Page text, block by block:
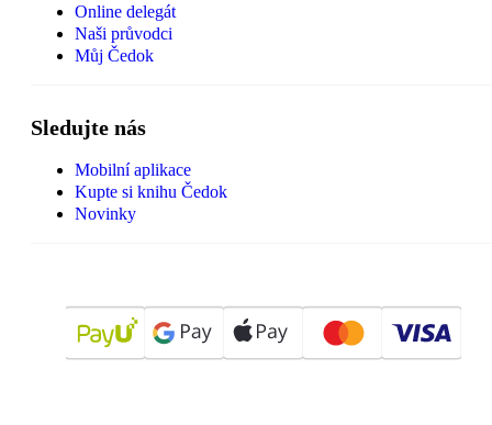
Online delegát
Naši průvodci
Můj Čedok
Sledujte nás
Mobilní aplikace
Kupte si knihu Čedok
Novinky